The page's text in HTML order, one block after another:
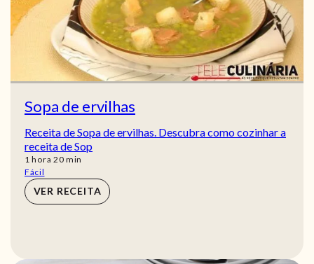
Sopa de ervilhas
Receita de Sopa de ervilhas. Descubra como cozinhar a
receita de Sop
1 hora
hora 20min
min
Fácil
VER RECEITA